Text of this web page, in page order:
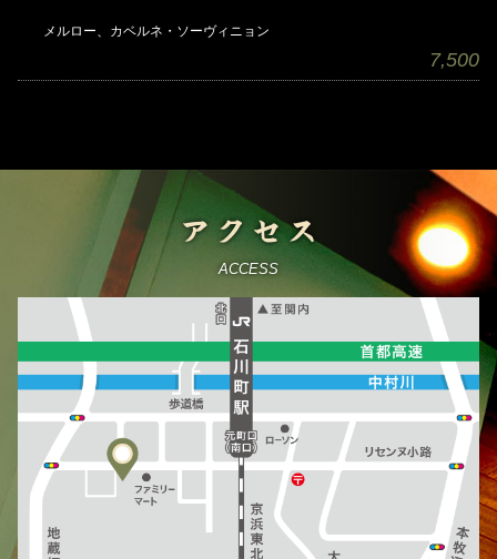
メルロー、カベルネ・ソーヴィニョン
7,500
アクセス
ACCESS